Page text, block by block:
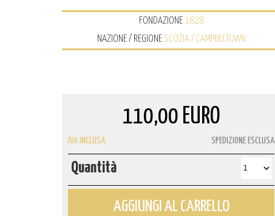
FONDAZIONE 1828
NAZIONE / REGIONE SCOZIA / CAMPBELTOWN
110,00 EURO
IVA INCLUSA SPEDIZIONE ESCLUSA
Quantità
AGGIUNGI AL CARRELLO